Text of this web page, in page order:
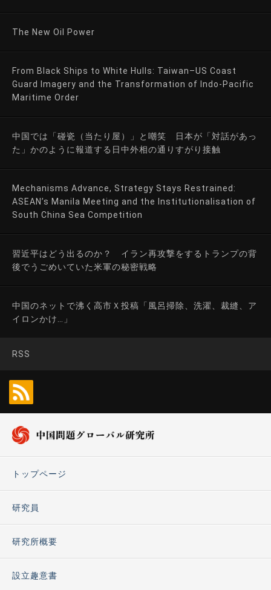
The New Oil Power
From Black Ships to White Hulls: Taiwan–US Coast
Guard Imagery and the Transformation of Indo-Pacific
Maritime Order
中国では「碰瓷（当たり屋）」と嘲笑 日本が「対話があっ
た」かのように報道する日中外相の通りすがり接触
Mechanisms Advance, Strategy Stays Restrained:
ASEAN’s Manila Meeting and the Institutionalisation of
South China Sea Competition
習近平はどう出るのか？ イラン再攻撃をするトランプの背
後でうごめいていた米軍の秘密戦略
中国のネットで沸く高市Ｘ投稿「風呂掃除、洗濯、裁縫、ア
イロンかけ…」
RSS
トップページ
研究員
研究所概要
設立趣意書